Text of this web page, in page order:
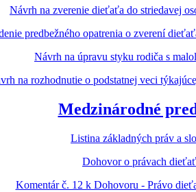
Návrh na zverenie dieťaťa do striedavej
predbežného opatrenia o zverení
Návrh na úpravu styku rodiča s
na rozhodnutie o podstatnej veci
Medzinárodné
Listina základných práv a
Dohovor o právach
Komentár č. 12 k Dohovoru - Právo